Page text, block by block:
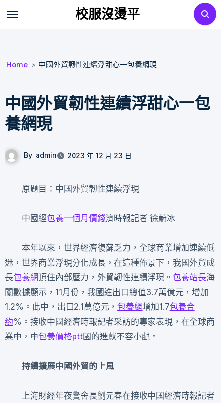
校服沒燙平
Home 中國外貿韌性連續浮甜心一包養網現
中國外貿韌性連續浮甜心一包
養網現
By admin 2023 年 12 月 23 日
原題目：中國外貿韌性連續浮現
中國經包養一個月價錢濟時報記者 徐蔚冰
本年以來，世界經濟復蘇乏力，全球商業增加連續低
迷，世界商業浮現分化成長。在這種佈景下，我國外貿成
長包養網頂住內部壓力，外貿韌性連續浮現。 包養站長海
關數據顯示，11月份，我國進出口總值3.7萬億元，增加
1.2%。此中，出口2.1萬億元， 包養網增加1.7包養合
約%。接收中國經濟時報記者采訪的專家表現，在全球商
業中，中包養價格ptt國的進獻不容小覷。
持續擴展中國外貿的上風
上海財經年夜黌舍長劉元春在接收中國經濟時報記者